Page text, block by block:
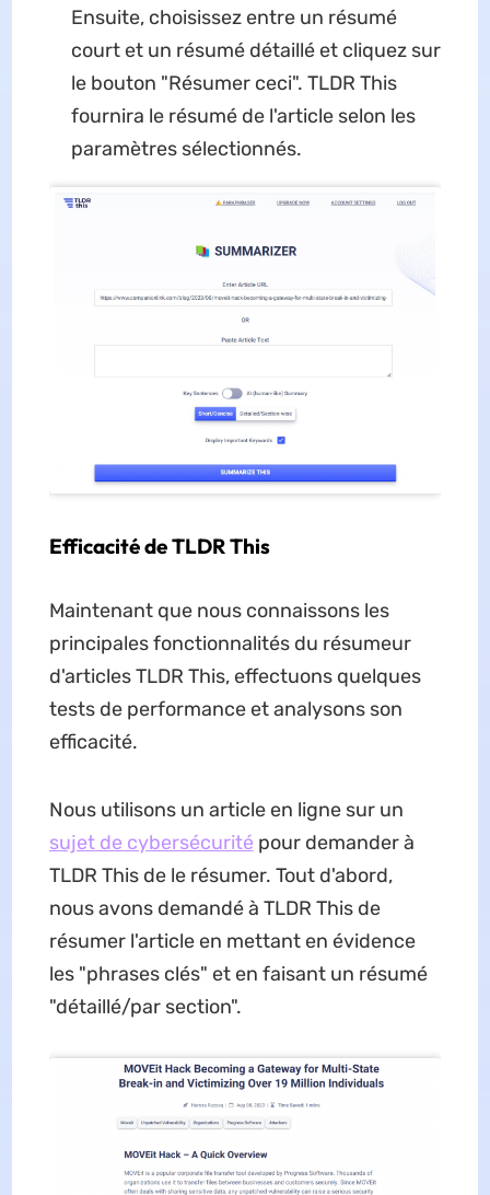
Ensuite, choisissez entre un résumé
court et un résumé détaillé et cliquez sur
le bouton "Résumer ceci". TLDR This
fournira le résumé de l'article selon les
paramètres sélectionnés.
Efficacité de TLDR This
Maintenant que nous connaissons les
principales fonctionnalités du résumeur
d'articles TLDR This, effectuons quelques
tests de performance et analysons son
efficacité.
Nous utilisons un article en ligne sur un
sujet de cybersécurité pour demander à
TLDR This de le résumer. Tout d'abord,
nous avons demandé à TLDR This de
résumer l'article en mettant en évidence
les "phrases clés" et en faisant un résumé
"détaillé/par section".